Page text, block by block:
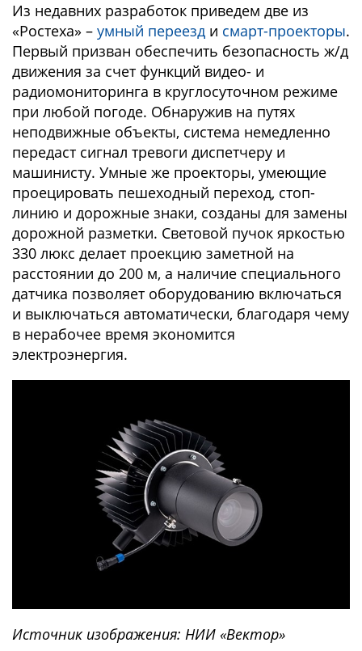
Из недавних разработок приведем две из
«Ростеха» – умный переезд и смарт-проекторы.
Первый призван обеспечить безопасность ж/д
движения за счет функций видео- и
радиомониторинга в круглосуточном режиме
при любой погоде. Обнаружив на путях
неподвижные объекты, система немедленно
передаст сигнал тревоги диспетчеру и
машинисту. Умные же проекторы, умеющие
проецировать пешеходный переход, стоп-
линию и дорожные знаки, созданы для замены
дорожной разметки. Световой пучок яркостью
330 люкс делает проекцию заметной на
расстоянии до 200 м, а наличие специального
датчика позволяет оборудованию включаться
и выключаться автоматически, благодаря чему
в нерабочее время экономится
электроэнергия.
Источник изображения: НИИ «Вектор»